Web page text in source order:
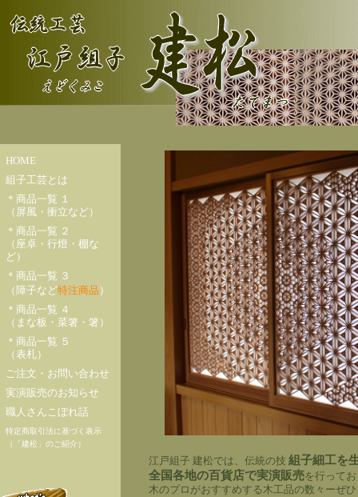
HOME
組子工芸とは
＊商品一覧 １
（屏風・衝立など）
＊商品一覧 ２
（座卓・行燈・棚な
ど）
＊商品一覧 ３
（障子など特注商品 ）
＊商品一覧 ４
（まな板・菜箸・箸）
＊商品一覧 ５
（表札）
ご注文・お問い合わせ
実演販売のお知らせ
職人さんこぼれ話
特定商取引法に基づく表示
（「建松」のご紹介）
江戸組子 建松では、伝統の技 組子細工を
全国各地の百貨店で実演販売を行って
木のプロがおすすめする木工品の数々ーぜ